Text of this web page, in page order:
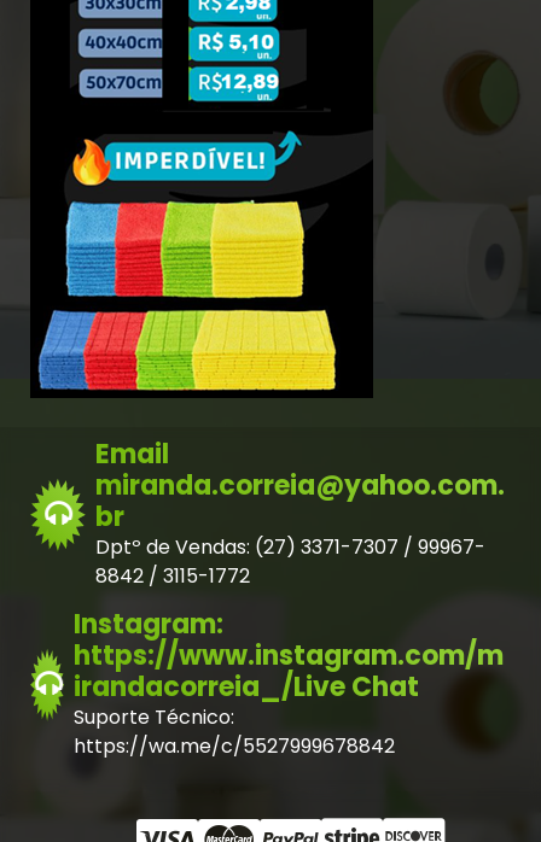
Email
miranda.correia@yahoo.com.
br
Dptº de Vendas: (27) 3371-7307 / 99967-
8842 / 3115-1772
Instagram:
https://www.instagram.com/m
irandacorreia_/Live Chat
Suporte Técnico:
https://wa.me/c/5527999678842